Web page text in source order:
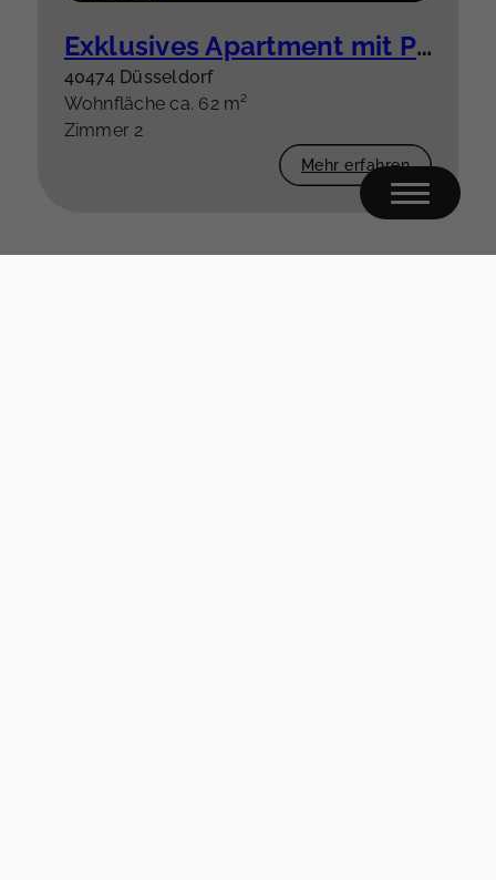
Exklusives Apartment mit Panoramablick über Düsseldorf und den Rhein
40474 Düsseldorf
Wohnfläche ca. 62 m²
Zimmer 2
Mehr erfahren